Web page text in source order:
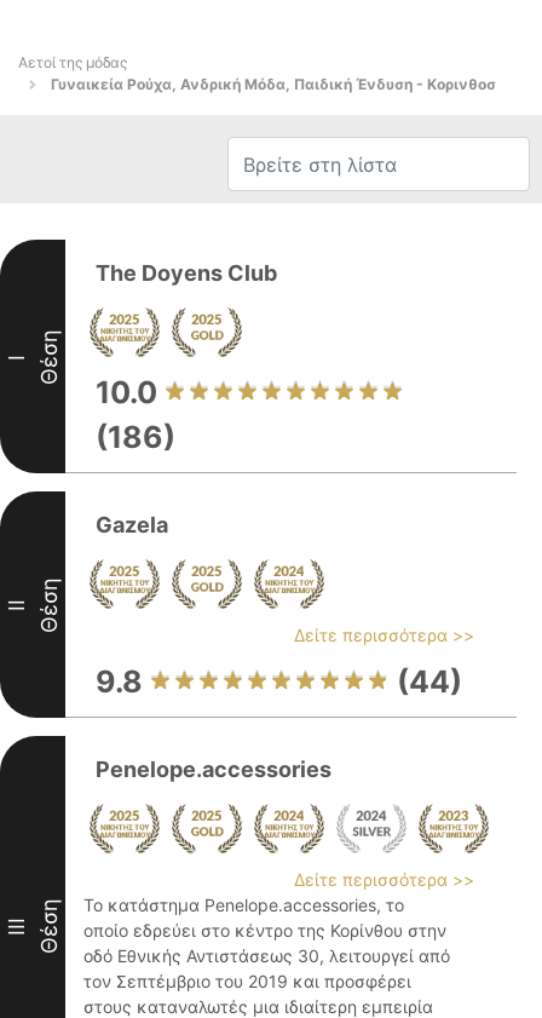
Αετοί της μόδας
Γυναικεία Ρούχα, Ανδρική Μόδα, Παιδική Ένδυση - Κορινθοσ
I Θέση
The Doyens Club
10.0
(186)
II Θέση
Gazela
Δείτε περισσότερα >>
9.8 (44)
III Θέση
Penelope.accessories
Δείτε περισσότερα >>
Το κατάστημα Penelope.accessories, το
οποίο εδρεύει στο κέντρο της Κορίνθου στην
οδό Εθνικής Αντιστάσεως 30, λειτουργεί από
τον Σεπτέμβριο του 2019 και προσφέρει
στους καταναλωτές μια ιδιαίτερη εμπειρία